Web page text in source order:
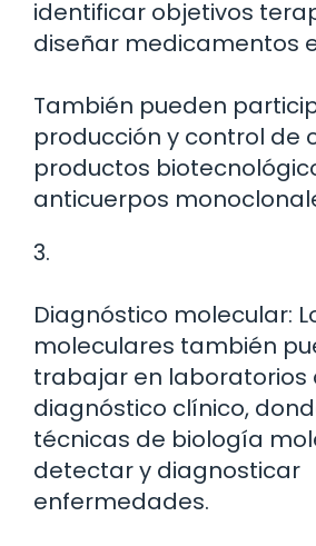
identificar objetivos
diseñar medicamentos
También pueden
producción y control de
productos
anticuerpos
3.
Diagnóstico molecular:
moleculares también
trabajar en laboratorios
diagnóstico clínico,
técnicas de biología
detectar y diagnosticar
enfermedades.